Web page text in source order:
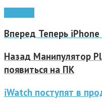
Вперед Теперь
Назад Манипулятор
появиться на ПК
iWatch поступят в